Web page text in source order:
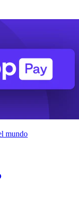
mundo